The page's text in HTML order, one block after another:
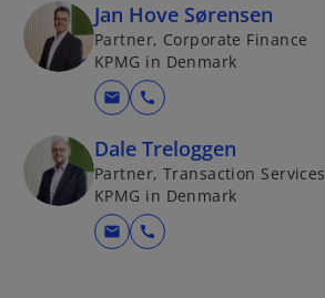
Jan Hove Sørensen
Partner, Corporate Finance
KPMG in Denmark
mail call
Dale Treloggen
Partner, Transaction Services
KPMG in Denmark
mail call